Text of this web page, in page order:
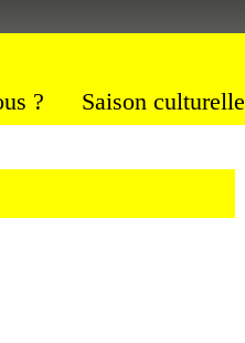
? Saison culturelle